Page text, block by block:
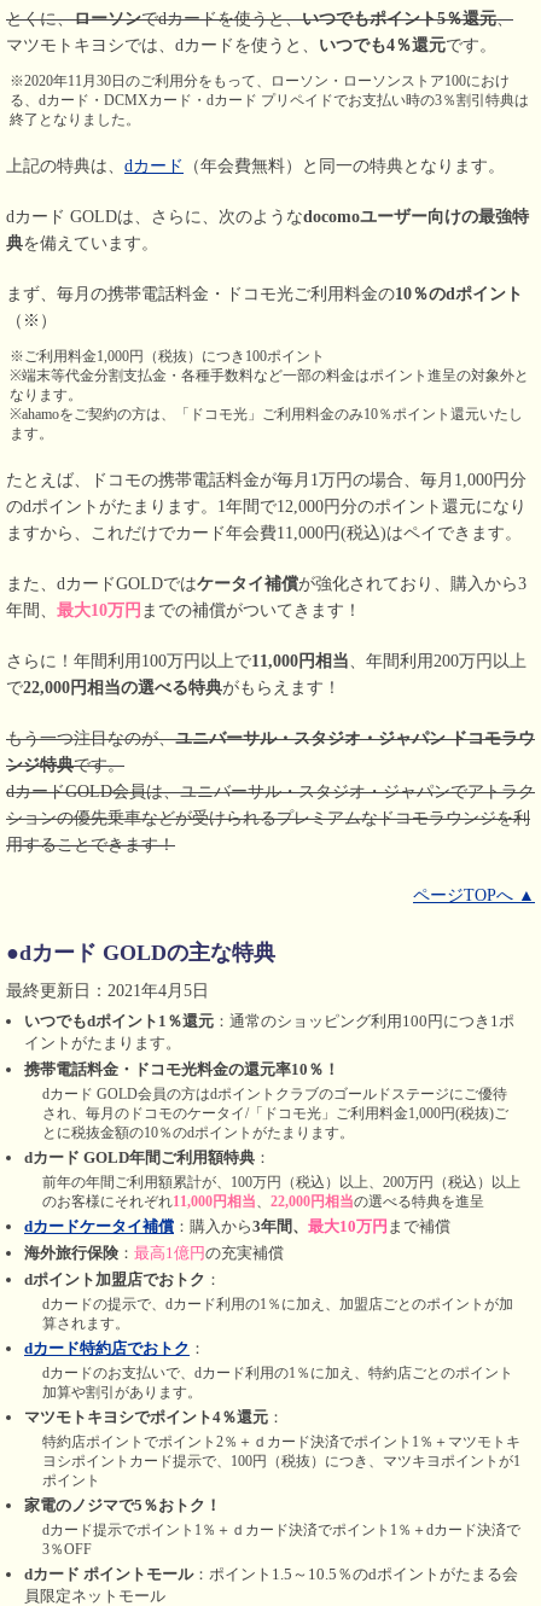
とくに、ローソンでdカードを使うと、いつでもポイント5％還元、
マツモトキヨシでは、dカードを使うと、 いつでも4％還元です。
※2020年11月30日のご利用分をもって、ローソン・ローソンストア100におけ
る、dカード・DCMXカード・dカード プリペイドでお支払い時の3％割引特典は
終了となりました。
上記の特典は、 dカード （年会費無料）と同一の特典となります。
dカード GOLDは、さらに、次のようなdocomoユーザー向けの最強特
典を備えています。
まず、毎月の携帯電話料金・ドコモ光ご利用料金の10％のdポイント
（※）
※ご利用料金1,000円（税抜）につき100ポイント
※端末等代金分割支払金・各種手数料など一部の料金はポイント進呈の対象外と
なります。
※ahamoをご契約の方は、「ドコモ光」ご利用料金のみ10％ポイント還元いたし
ます。
たとえば、ドコモの携帯電話料金が毎月1万円の場合、毎月1,000円分
のdポイントがたまります。1年間で12,000円分のポイント還元になり
ますから、これだけでカード年会費11,000円(税込)はペイできます。
また、dカードGOLDではケータイ補償が強化されており、購入から3
年間、 最大10万円 までの補償がついてきます！
さらに！年間利用100万円以上で11,000円相当 、年間利用200万円以上
で22,000円相当の選べる特典がもらえます！
もう一つ注目なのが、ユニバーサル・スタジオ・ジャパン ドコモラウ
ンジ特典です。
dカードGOLD会員は、ユニバーサル・スタジオ・ジャパンでアトラク
ションの優先乗車などが受けられるプレミアムなドコモラウンジを利
用することできます！
ページTOPへ ▲
●dカード GOLDの主な特典
最終更新日：2021年4月5日
いつでもdポイント1％還元 ：通常のショッピング利用100円につき1ポ
イントがたまります。
携帯電話料金・ドコモ光料金の還元率10％！
dカード GOLD会員の方はdポイントクラブのゴールドステージにご優待
され、毎月のドコモのケータイ/「ドコモ光」ご利用料金1,000円(税抜)ご
とに税抜金額の10％のdポイントがたまります。
dカード GOLD年間ご利用額特典 ：
前年の年間ご利用額累計が、100万円（税込）以上、200万円（税込）以上
のお客様にそれぞれ11,000円相当 22,000円相当の選べる特典を進呈
dカードケータイ補償 ：購入から3年間、 最大10万円 まで補償
海外旅行保険 ： 最高1億円の充実補償
dポイント加盟店でおトク ：
dカードの提示で、dカード利用の1％に加え、加盟店ごとのポイントが加
算されます。
dカード特約店でおトク ：
dカードのお支払いで、dカード利用の1％に加え、特約店ごとのポイント
加算や割引があります。
マツモトキヨシでポイント4％還元 ：
特約店ポイントでポイント2％＋ｄカード決済でポイント1％＋マツモトキ
ヨシポイントカード提示で、100円（税抜）につき、マツキヨポイントが1
ポイント
家電のノジマで5％おトク！
dカード提示でポイント1％＋ｄカード決済でポイント1％＋dカード決済で
3％OFF
dカード ポイントモール：ポイント1.5～10.5％のdポイントがたまる会
員限定ネットモール